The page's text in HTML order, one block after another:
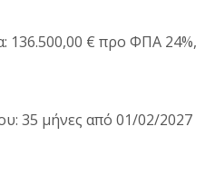
136.500,00 € προ ΦΠΑ 24%,
35 μήνες από 01/02/2027